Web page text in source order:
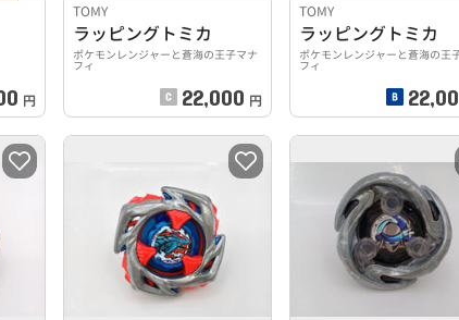
円
TOMY
ラッピングトミカ
ポケモンレンジャーと蒼海の王子マナ
フィ
22,000 円
TOMY
ラッピングトミカ
ポケモンレンジャーと蒼海の王
フィ